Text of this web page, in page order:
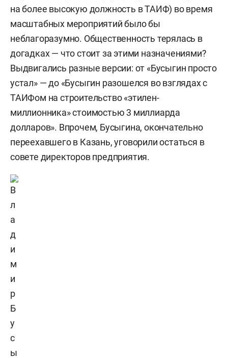
на более высокую должность в ТАИФ) во время
масштабных мероприятий было бы
неблагоразумно. Общественность терялась в
догадках — что стоит за этими назначениями?
Выдвигались разные версии: от «Бусыгин просто
устал» — до «Бусыгин разошелся во взглядах с
ТАИФом на строительство «этилен-
миллионника» стоимостью 3 миллиарда
долларов». Впрочем, Бусыгина, окончательно
переехавшего в Казань, уговорили остаться в
совете директоров предприятия.